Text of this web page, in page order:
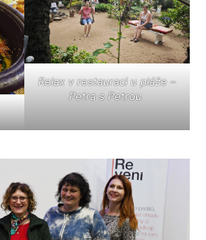
Relax v restauraci u pláže –
Petra s Petrou